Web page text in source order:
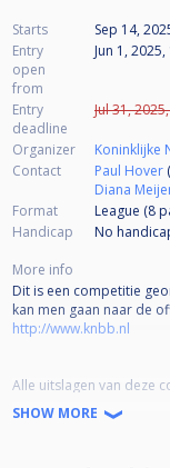
Starts Sep 14,
Entry
open
from
Jun 1,
Entry
deadline
Jul 31,
Organizer
Koninklijke
Contact
Paul Hover (
Diana
Format
League (8
Handicap
No
More info
Dit is een competitie
kan men gaan naar de
http://www.knbb.nl
Alle uitslagen van deze
de teamleiders en
kan men hiervoor naar
SHOW MORE